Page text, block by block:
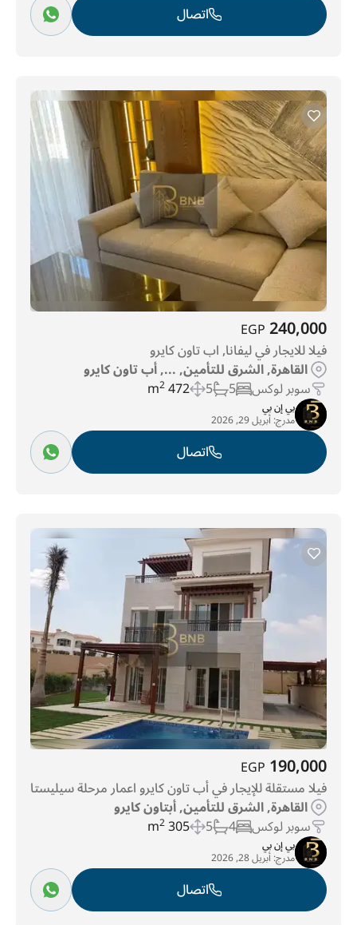
اتصال
240,000
EGP
فيلا للايجار في ليفانا, اب تاون كايرو
القاهرة, الشرق للتأمين, ..., أب تاون كايرو
سوبر لوكس 5
5
472 m
2
بي إن بي
مدرج:أبريل 29, 2026
اتصال
190,000
EGP
فيلا مستقلة للإيجار في أب تاون كايرو اعمار مرحلة سيليستا
القاهرة, الشرق للتأمين, أبتاون كايرو
سوبر لوكس 4
5
305 m
2
بي إن بي
مدرج:أبريل 28, 2026
اتصال